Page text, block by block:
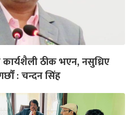
ठीक भएन, नसुध्रिए
: चन्दन सिंह